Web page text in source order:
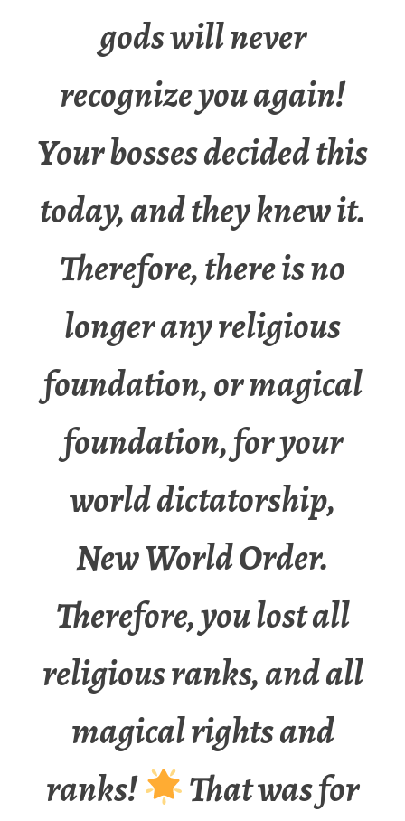
gods will never
recognize you again!
Your bosses decided this
today, and they knew it.
Therefore, there is no
longer any religious
foundation, or magical
foundation, for your
world dictatorship,
New World Order.
Therefore, you lost all
religious ranks, and all
magical rights and
ranks!
That was for